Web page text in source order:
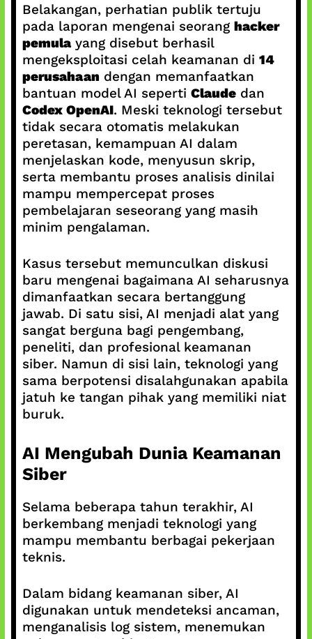
Belakangan, perhatian publik tertuju
pada laporan mengenai seorang hacker
pemulayang disebut berhasil
mengeksploitasi celah keamanan di 14
perusahaan dengan memanfaatkan
bantuan model AI seperti Claudedan
Codex OpenAI. Meski teknologi tersebut
tidak secara otomatis melakukan
peretasan, kemampuan AI dalam
menjelaskan kode, menyusun skrip,
serta membantu proses analisis dinilai
mampu mempercepat proses
pembelajaran seseorang yang masih
minim pengalaman.
Kasus tersebut memunculkan diskusi
baru mengenai bagaimana AI seharusnya
dimanfaatkan secara bertanggung
jawab. Di satu sisi, AI menjadi alat yang
sangat berguna bagi pengembang,
peneliti, dan profesional keamanan
siber. Namun di sisi lain, teknologi yang
sama berpotensi disalahgunakan apabila
jatuh ke tangan pihak yang memiliki niat
buruk.
AI Mengubah Dunia Keamanan
Siber
Selama beberapa tahun terakhir, AI
berkembang menjadi teknologi yang
mampu membantu berbagai pekerjaan
teknis.
Dalam bidang keamanan siber, AI
digunakan untuk mendeteksi ancaman,
menganalisis log sistem, menemukan